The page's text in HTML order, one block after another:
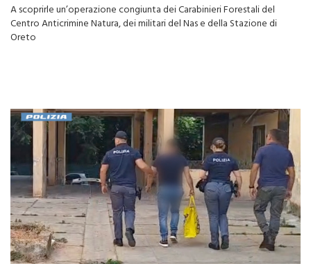
A scoprirle un’operazione congiunta dei Carabinieri Forestali del
Centro Anticrimine Natura, dei militari del Nas e della Stazione di
Oreto